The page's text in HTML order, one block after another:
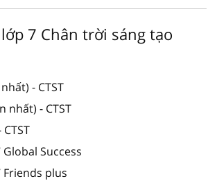
7 Chân trời sáng tạo
- CTST
nhất) - CTST
Success
Friends plus